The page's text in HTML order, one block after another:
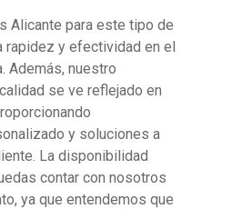
Alicante para este tipo de
rapidez y efectividad en el
Además, nuestro
se ve reflejado en
y soluciones a
La disponibilidad
contar con nosotros
ya que entendemos que